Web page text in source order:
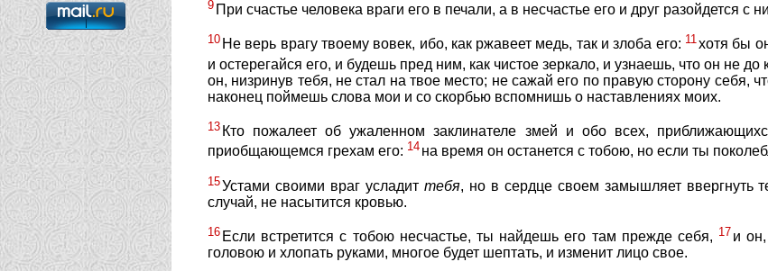
9 При счастье человека враги его в печали, а в несчастье его и друг разойдется с
10 Не верь врагу твоему вовек, ибо, как ржавеет медь, так и злоба его: 11хотя бы
и остерегайся его, и будешь пред ним, как чистое зеркало, и узнаешь, что он не
он, низринув тебя, не стал на твое место; не сажай его по правую сторону себя,
наконец поймешь слова мои и со скорбью вспомнишь о наставлениях моих.
13 Кто пожалеет об ужаленном заклинателе змей и обо всех,
приобщающемся грехам его: 14 на время он останется с тобою, но если ты
15Устами своими враг усладит тебя, но в сердце своем замышляет ввергнуть
случай, не насытится кровью.
16 Если встретится с тобою несчастье, ты найдешь его там прежде себя, 17 и
головою и хлопать руками, многое будет шептать, и изменит лицо свое.